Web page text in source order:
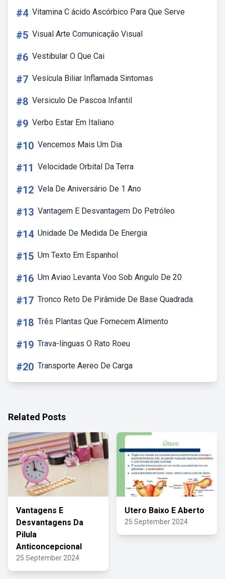
#4 Vitamina C ácido Ascórbico Para Que Serve
#5 Visual Arte Comunicação Visual
#6 Vestibular O Que Cai
#7 Vesícula Biliar Inflamada Sintomas
#8 Versiculo De Pascoa Infantil
#9 Verbo Estar Em Italiano
#10 Vencemos Mais Um Dia
#11 Velocidade Orbital Da Terra
#12 Vela De Aniversário De 1 Ano
#13 Vantagem E Desvantagem Do Petróleo
#14 Unidade De Medida De Energia
#15 Um Texto Em Espanhol
#16 Um Aviao Levanta Voo Sob Angulo De 20
#17 Tronco Reto De Pirâmide De Base Quadrada.
#18 Três Plantas Que Fornecem Alimento
#19 Trava-línguas O Rato Roeu
#20 Transporte Aereo De Carga
Related Posts
Vantagens E
Desvantagens Da
Pilula
Anticoncepcional
25 September 2024
Utero Baixo E Aberto
25 September 2024